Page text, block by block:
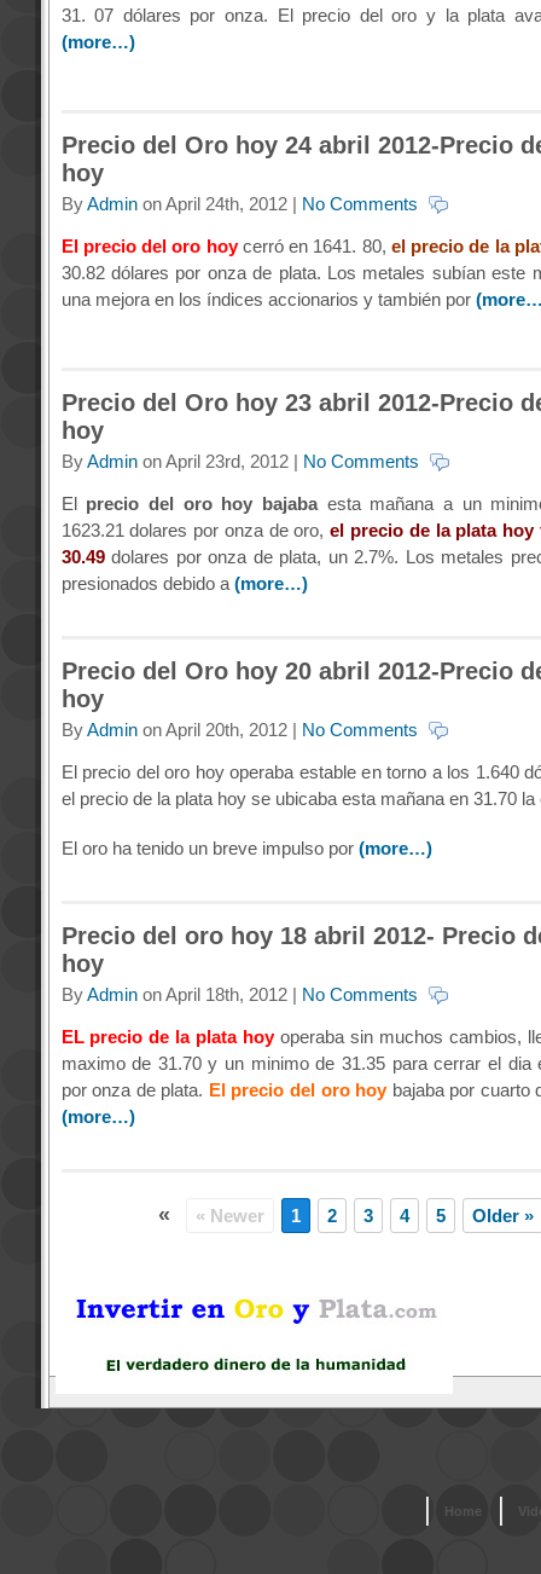
31. 07 dólares por onza. El precio del oro y la plata
(more…)
Precio del Oro hoy 24 abril 2012-Precio
hoy
ByAdminon April 24th, 2012 | No Comments
El precio del oro hoy cerró en 1641. 80, el precio de la
30.82 dólares por onza de plata. Los metales subían este
una mejora en los índices accionarios y también por
Precio del Oro hoy 23 abril 2012-Precio
hoy
ByAdminon April 23rd, 2012 | No Comments
El precio del oro hoy bajabaesta mañana a un
1623.21 dolares por onza de oro, el precio de la plata hoy
30.49 dolares por onza de plata, un 2.7%. Los metales
presionados debido a (more…)
Precio del Oro hoy 20 abril 2012-Precio
hoy
ByAdminon April 20th, 2012 | No Comments
El precio del oro hoy operaba estable en torno a los 1.640
el precio de la plata hoy se ubicaba esta mañana en 31.70 la
El oro ha tenido un breve impulso por (more…)
Precio del oro hoy 18 abril 2012- Precio
hoy
ByAdminon April 18th, 2012 | No Comments
EL precio de la plata hoy operaba sin muchos cambios,
maximo de 31.70 y un minimo de 31.35 para cerrar el dia
por onza de plata. El precio del oro hoy bajaba por cuarto
(more…)
« « Newer 1 2 3 4 5 Older »
Home